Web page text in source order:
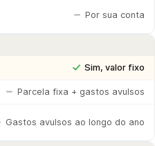
Por sua conta
Sim, valor fixo
Parcela fixa + gastos avulsos
Gastos avulsos ao longo do ano